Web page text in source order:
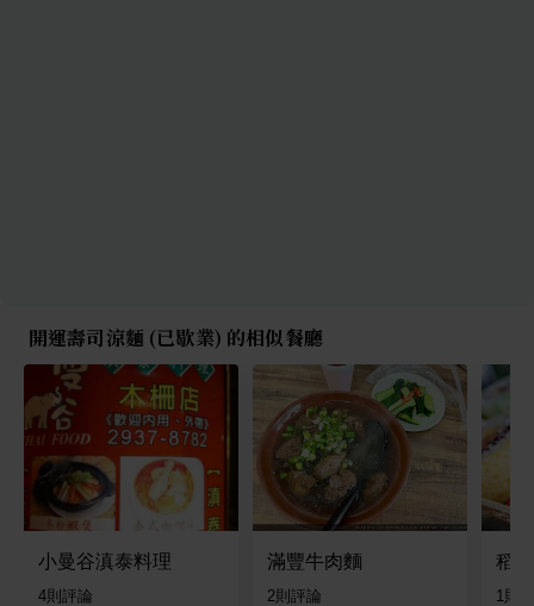
開運壽司涼麵 (已歇業) 的相似餐廳
小曼谷滇泰料理
4則評論
滿豐牛肉麵
2則評論
稻
1則